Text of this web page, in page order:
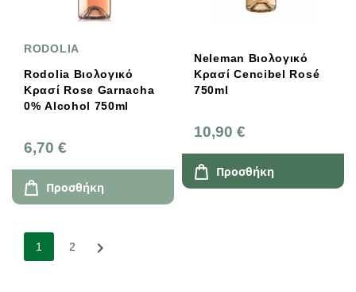
RODOLIA
Rodolia Βιολογικό
Κρασί Rose Garnacha
0% Alcohol 750ml
6,70 €
Προσθήκη
Neleman Βιολογικό
Κρασί Cencibel Rosé
750ml
10,90 €
Προσθήκη
1 2 